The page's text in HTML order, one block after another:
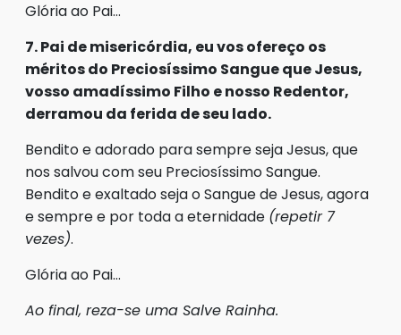
Glória ao Pai…
7. Pai de misericórdia, eu vos ofereço os
méritos do Preciosíssimo Sangue que Jesus,
vosso amadíssimo Filho e nosso Redentor,
derramou da ferida de seu lado.
Bendito e adorado para sempre seja Jesus, que
nos salvou com seu Preciosíssimo Sangue.
Bendito e exaltado seja o Sangue de Jesus, agora
e sempre e por toda a eternidade (repetir 7
vezes).
Glória ao Pai…
Ao final, reza-se uma Salve Rainha.